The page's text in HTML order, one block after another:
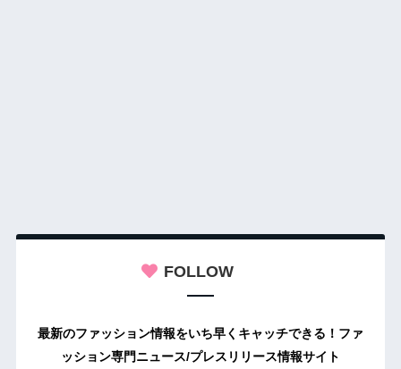
FOLLOW
最新のファッション情報をいち早くキャッチできる！ファ
ッション専門ニュース/プレスリリース情報サイト